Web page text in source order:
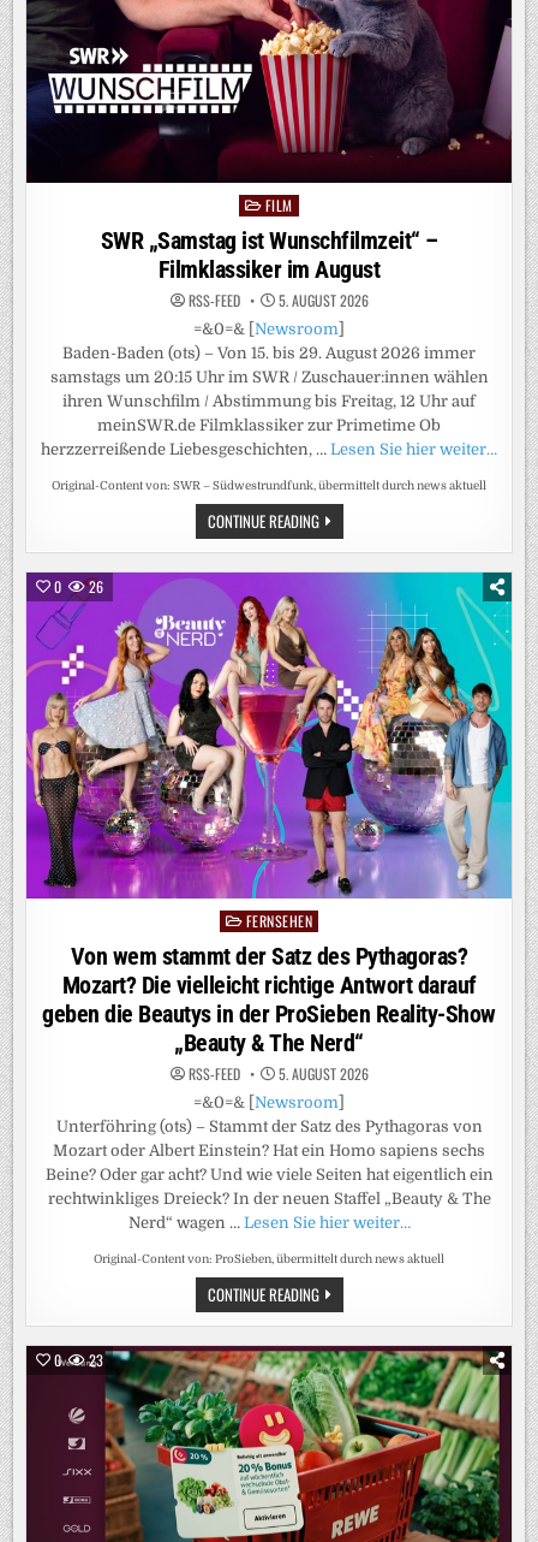
Posted
in
FILM
SWR „Samstag ist Wunschfilmzeit“ –
Filmklassiker im August
RSS-FEED 5. AUGUST 2026
=&0=& [ Newsroom
Baden-Baden (ots) – Von 15. bis 29. August 2026 immer
samstags um 20:15 Uhr im SWR / Zuschauer:innen wählen
ihren Wunschfilm / Abstimmung bis Freitag, 12 Uhr auf
meinSWR.de Filmklassiker zur Primetime Ob
herzzerreißende Liebesgeschichten, … Lesen Sie hier weiter…
Original-Content von: SWR – Südwestrundfunk, übermittelt durch news aktuell
CONTINUE READINGSWR
„SAMSTAG
IST
WUNSCHFILMZEIT“
FILMKLASSIKER
AUGUST
0 26
Posted
in
FERNSEHEN
Von wem stammt der Satz des Pythagoras?
Mozart? Die vielleicht richtige Antwort darauf
geben die Beautys in der ProSieben Reality-Show
„Beauty & The Nerd“
RSS-FEED 5. AUGUST 2026
=&0=& [ Newsroom
Unterföhring (ots) – Stammt der Satz des Pythagoras von
Mozart oder Albert Einstein? Hat ein Homo sapiens sechs
Beine? Oder gar acht? Und wie viele Seiten hat eigentlich ein
rechtwinkliges Dreieck? In der neuen Staffel „Beauty & The
Nerd“ wagen … Lesen Sie hier weiter…
Original-Content von: ProSieben, übermittelt durch news aktuell
CONTINUE READINGVON
WEM
STAMMT
DER
SATZ
DES
PYTHAGORAS?
MOZART?
DIE
VIELLEICHT
RICHTIGE
ANTWORT
DARAUF
GEBEN
DIE
BEAUTYS
0 23